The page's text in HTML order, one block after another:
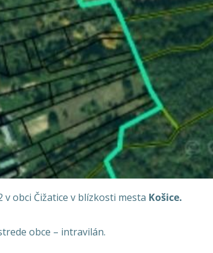
v obci Čižatice v blízkosti mesta Košice.
obce – intravilán.